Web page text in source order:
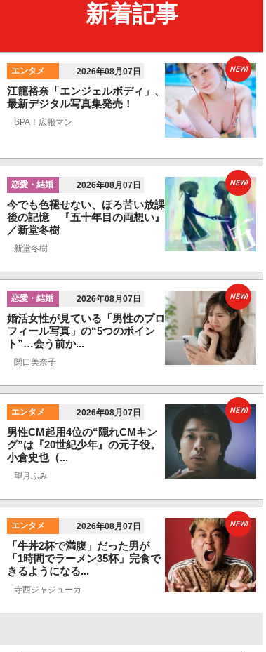
新着記事
エンタメ 2026年08月07日
江籠裕奈「エンジェルボディ」、
最新デジタル写真集発売！
SPA！広報マン
NEW!
恋愛・結婚 2026年08月07日
今でも色褪せない、ほろ苦い放課
後の記憶 『五十年目の両想い』
／新堂冬樹
新堂冬樹
NEW!
恋愛・結婚 2026年08月07日
婚活女性が見ている「男性のプロ
フィール写真」の“5つのポイン
ト”…会う前か...
関口美奈子
NEW!
エンタメ 2026年08月07日
男性CM起用4位の“隠れCMキン
グ”は『20世紀少年』の元子役。
小倉史也（...
望月ふみ
NEW!
エンタメ 2026年08月07日
「牛丼2杯で満腹」だった男が
「1時間でラーメン35杯」完食で
きるようになる...
寺西ジャジューカ
NEW!